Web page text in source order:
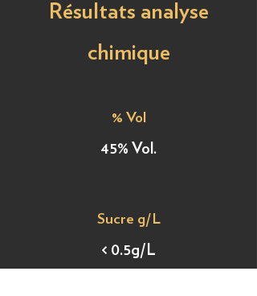
Résultats analyse
chimique
% Vol
45% Vol.
Sucre g/L
< 0.5g/L